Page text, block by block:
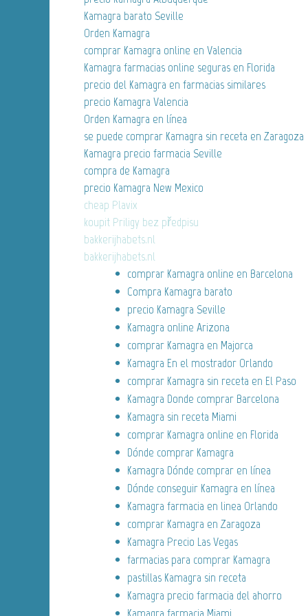
Kamagra barato Seville
Orden Kamagra
comprar Kamagra online en Valencia
Kamagra farmacias online seguras en Florida
precio del Kamagra en farmacias similares
precio Kamagra Valencia
Orden Kamagra en línea
se puede comprar Kamagra sin receta en Zaragoza
Kamagra precio farmacia Seville
compra de Kamagra
precio Kamagra New Mexico
cheap Plavix
koupit Priligy bez předpisu
bakkerijhabets.nl
bakkerijhabets.nl
comprar Kamagra online en Barcelona
Compra Kamagra barato
precio Kamagra Seville
Kamagra online Arizona
comprar Kamagra en Majorca
Kamagra En el mostrador Orlando
comprar Kamagra sin receta en El Paso
Kamagra Donde comprar Barcelona
Kamagra sin receta Miami
comprar Kamagra online en Florida
Dónde comprar Kamagra
Kamagra Dónde comprar en línea
Dónde conseguir Kamagra en línea
Kamagra farmacia en linea Orlando
comprar Kamagra en Zaragoza
Kamagra Precio Las Vegas
farmacias para comprar Kamagra
pastillas Kamagra sin receta
Kamagra precio farmacia del ahorro